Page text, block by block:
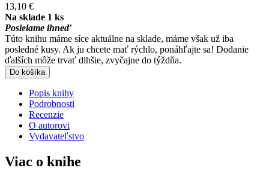
13,10 €
Na sklade 1 ks
Posielame ihneď
Túto knihu máme síce aktuálne na sklade, máme však už iba
posledné kusy. Ak ju chcete mať rýchlo, ponáhľajte sa! Dodanie
ďalších môže trvať dlhšie, zvyčajne do týždňa.
Do košíka
Popis knihy
Podrobnosti
Recenzie
O autorovi
Vydavateľstvo
Viac o knihe